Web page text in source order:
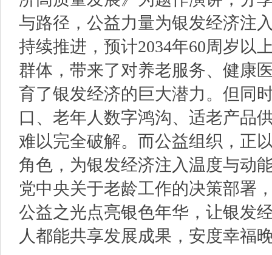
与路径，公益力量为银发经济注
持续推进，预计2034年60周岁以
群体，带来了对养老服务、健康
育了银发经济的巨大潜力。但同
口、老年人数字鸿沟、适老产品
难以完全破解。而公益组织，正
角色，为银发经济注入温度与动
党中央关于老龄工作的决策部署
公益之光点亮银色年华，让银发
人都能共享发展成果，安度幸福